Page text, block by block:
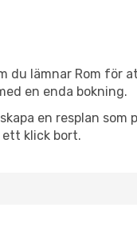
du lämnar Rom för
en enda bokning.
en resplan som
klick bort.